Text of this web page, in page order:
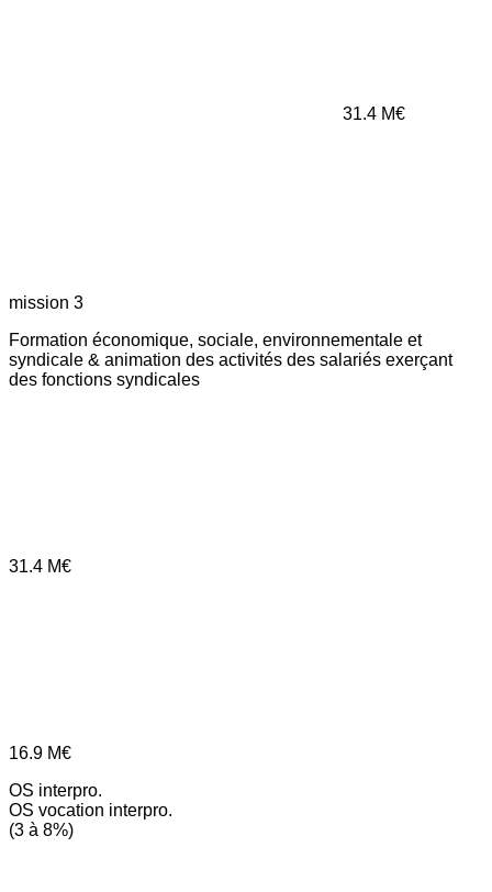
31.4 M€
mission 3
Formation économique, sociale, environnementale et
syndicale & animation des activités des salariés exerçant
des fonctions syndicales
31.4 M€
16.9 M€
OS interpro.
OS vocation interpro.
(3 à 8%)